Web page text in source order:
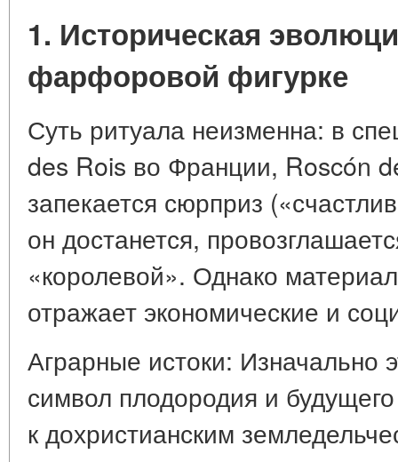
1. Историческая
фарфоровой фигурке
Суть ритуала неизменна: в
des Rois во Франции, Roscón
запекается сюрприз
он достанется,
«королевой». Однако
отражает экономические и
Аграрные истоки:
символ плодородия и
к дохристианским